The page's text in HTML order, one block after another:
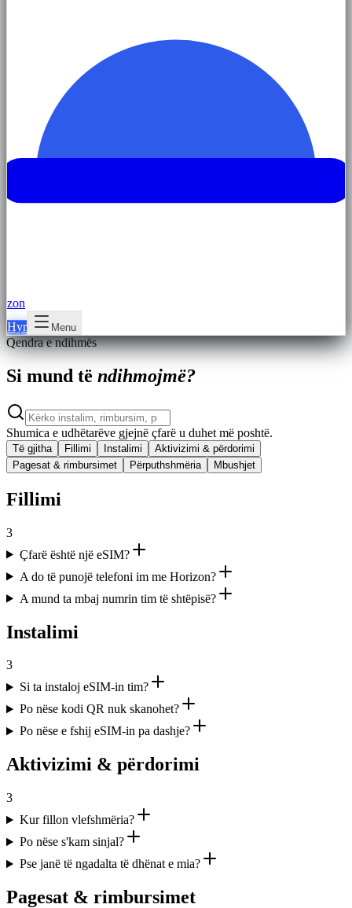
zon
Hyr
Menu
Qendra e ndihmës
Si mund të ndihmojmë?
Shumica e udhëtarëve gjejnë çfarë u duhet më poshtë.
Të gjitha Fillimi Instalimi
Aktivizimi & përdorimi
Pagesat & rimbursimet
Përputhshmëria Mbushjet
Fillimi
3
Çfarë është një eSIM?
A do të punojë telefoni im me Horizon?
A mund ta mbaj numrin tim të shtëpisë?
Instalimi
3
Si ta instaloj eSIM-in tim?
Po nëse kodi QR nuk skanohet?
Po nëse e fshij eSIM-in pa dashje?
Aktivizimi & përdorimi
3
Kur fillon vlefshmëria?
Po nëse s'kam sinjal?
Pse janë të ngadalta të dhënat e mia?
Pagesat & rimbursimet